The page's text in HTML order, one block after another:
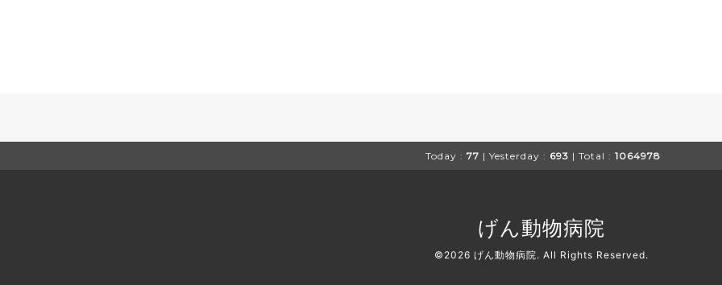
Today : 77 | Yesterday : 693 | Total : 1064978
げん動物病院
©2026 げん動物病院. All Rights Reserved.